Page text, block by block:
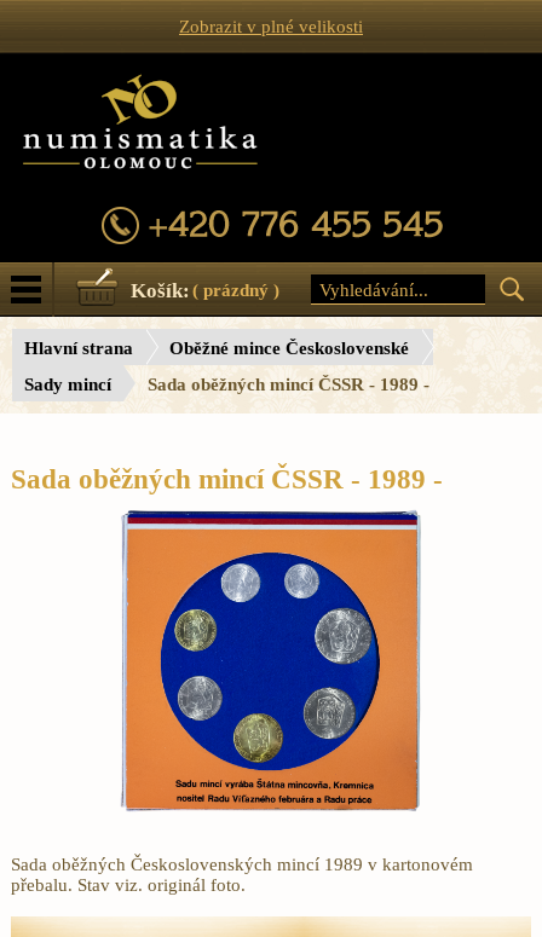
Zobrazit v plné velikosti
Košík: ( prázdný )
Hlavní strana
Oběžné mince Československé
Sady mincí
Sada oběžných mincí ČSSR - 1989 -
Sada oběžných mincí ČSSR - 1989 -
Sada oběžných Československých mincí 1989 v kartonovém
přebalu. Stav viz. originál foto.